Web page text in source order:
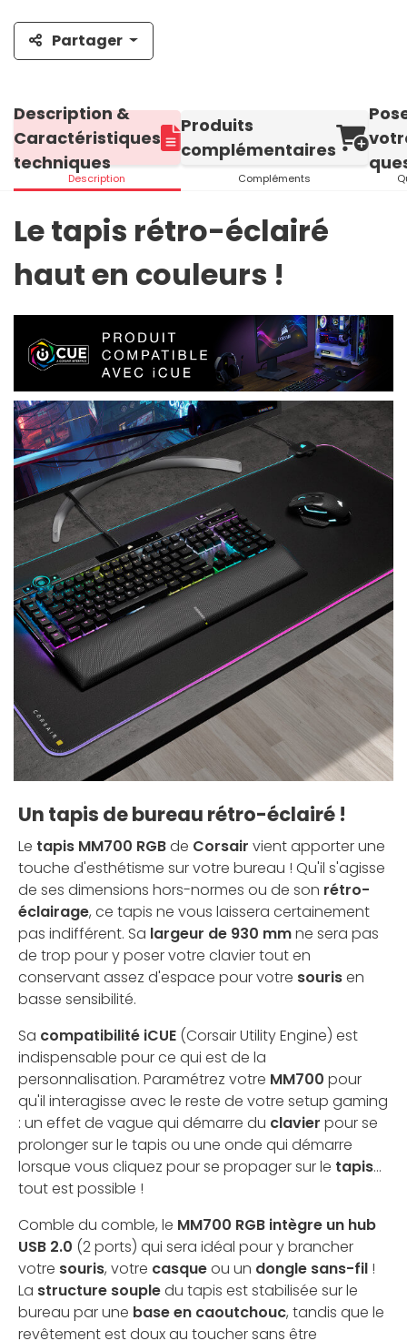
Partager
Description &
Caractéristiques
techniques
Description
Produits
complémentaires
Compléments
Le tapis rétro-éclairé
haut en couleurs !
Un tapis de bureau rétro-éclairé !
Le tapis MM700 RGBde Corsair vient apporter une
touche d'esthétisme sur votre bureau ! Qu'il s'agisse
de ses dimensions hors-normes ou de son rétro-
éclairage, ce tapis ne vous laissera certainement
pas indifférent. Sa largeur de 930 mmne sera pas
de trop pour y poser votre clavier tout en
conservant assez d'espace pour votre sourisen
basse sensibilité.
Sa compatibilité iCUE (Corsair Utility Engine) est
indispensable pour ce qui est de la
personnalisation. Paramétrez votre MM700 pour
qu'il interagisse avec le reste de votre setup gaming
: un effet de vague qui démarre du clavier pour se
prolonger sur le tapis ou une onde qui démarre
lorsque vous cliquez pour se propager sur le tapis...
tout est possible !
Comble du comble, le MM700 RGB intègre un hub
USB 2.0 (2 ports) qui sera idéal pour y brancher
votre souris, votre casqueou un dongle sans-fil !
La structure soupledu tapis est stabilisée sur le
bureau par une base en caoutchouc, tandis que le
revêtement est doux au toucher sans être